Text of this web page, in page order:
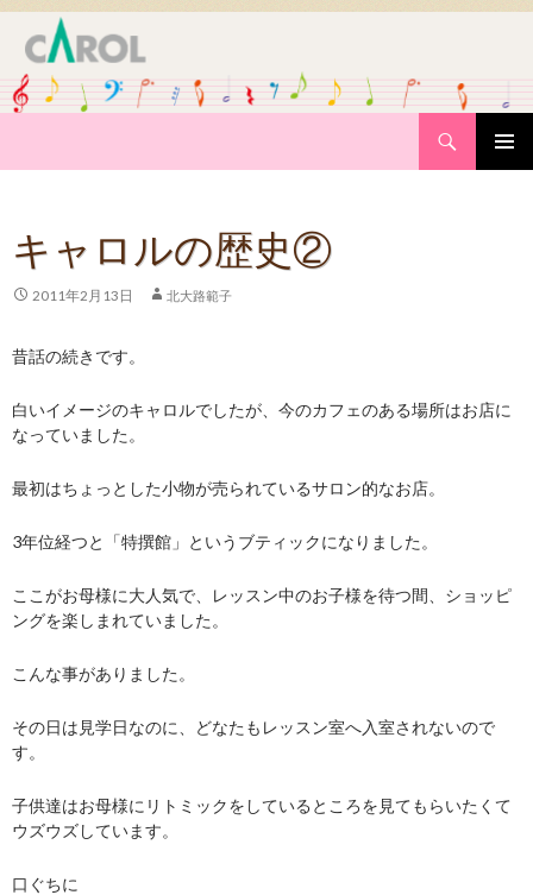
キャロルの歴史②
2011年2月13日 北大路範子
昔話の続きです。
白いイメージのキャロルでしたが、今のカフェのある場所はお店に
なっていました。
最初はちょっとした小物が売られているサロン的なお店。
3年位経つと「特撰館」というブティックになりました。
ここがお母様に大人気で、レッスン中のお子様を待つ間、ショッピ
ングを楽しまれていました。
こんな事がありました。
その日は見学日なのに、どなたもレッスン室へ入室されないので
す。
子供達はお母様にリトミックをしているところを見てもらいたくて
ウズウズしています。
口ぐちに